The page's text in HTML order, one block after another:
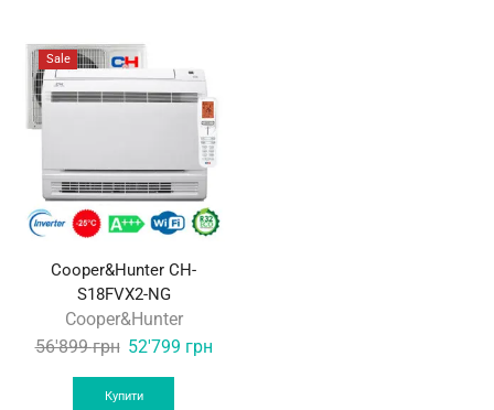
Sale
Cooper&Hunter CH-
S18FVX2-NG
Cooper&Hunter
56'899грн Original
was:
52'799 грнCurrent
Купити